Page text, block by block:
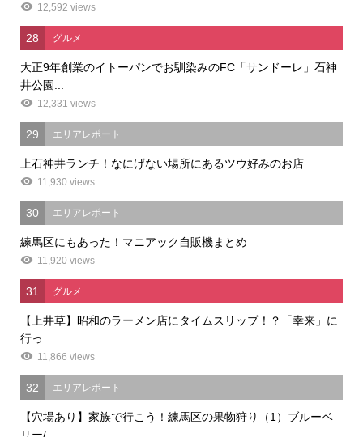
12,592 views
28 グルメ
大正9年創業のイトーパンでお馴染みのFC「サンドーレ」石神
井公園...
12,331 views
29 エリアレポート
上石神井ランチ！なにげない場所にあるツウ好みのお店
11,930 views
30 エリアレポート
練馬区にもあった！マニアック自販機まとめ
11,920 views
31 グルメ
【上井草】昭和のラーメン店にタイムスリップ！？「幸来」に
行っ...
11,866 views
32 エリアレポート
【穴場あり】家族で行こう！練馬区の果物狩り（1）ブルーベ
リー/...